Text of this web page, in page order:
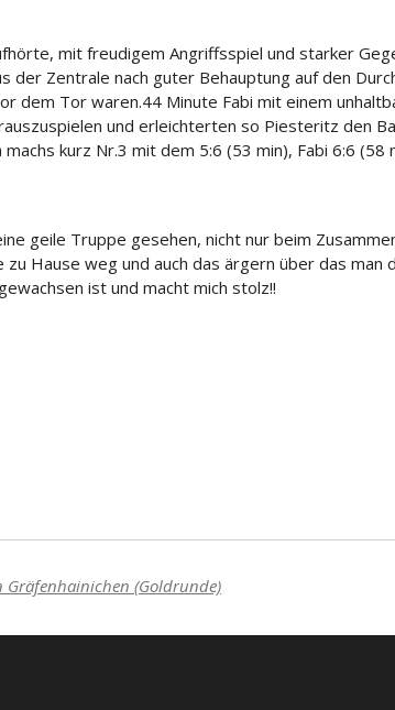
mit freudigem Angriffsspiel und starker
der Zentrale nach guter Behauptung auf den
dem Tor waren.44 Minute Fabi mit einem
und erleichterten so Piesteritz den
machs kurz Nr.3 mit dem 5:6 (53 min), Fabi 6:6
geile Truppe gesehen, nicht nur beim
zu Hause weg und auch das ärgern über das man
ist und macht mich stolz!!
Gräfenhainichen (Goldrunde)